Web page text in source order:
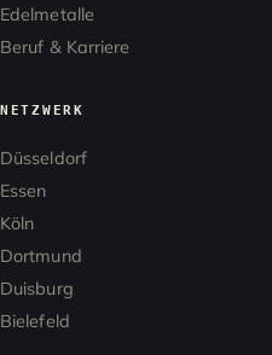
Edelmetalle
Beruf & Karriere
NETZWERK
Düsseldorf
Essen
Köln
Dortmund
Duisburg
Bielefeld